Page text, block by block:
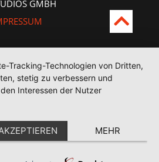
GMBH
Tracking-Technologien von Dritten,
stetig zu verbessern und
Interessen der Nutzer
MEHR